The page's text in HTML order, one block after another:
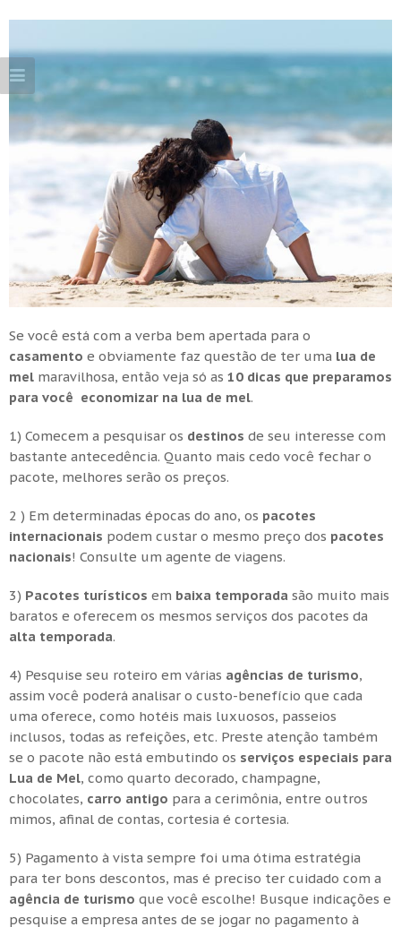
Se você está com a verba bem apertada para o
casamento e obviamente faz questão de ter uma lua de
mel maravilhosa, então veja só as 10 dicas que preparamos
para você economizar na lua de mel.
1) Comecem a pesquisar os destinos de seu interesse com
bastante antecedência. Quanto mais cedo você fechar o
pacote, melhores serão os preços.
2 ) Em determinadas épocas do ano, os pacotes
internacionais podem custar o mesmo preço dos pacotes
nacionais! Consulte um agente de viagens.
3) Pacotes turísticos em baixa temporada são muito mais
baratos e oferecem os mesmos serviços dos pacotes da
alta temporada.
4) Pesquise seu roteiro em várias agências de turismo,
assim você poderá analisar o custo-benefício que cada
uma oferece, como hotéis mais luxuosos, passeios
inclusos, todas as refeições, etc. Preste atenção também
se o pacote não está embutindo os serviços especiais para
Lua de Mel, como quarto decorado, champagne,
chocolates, carro antigo para a cerimônia, entre outros
mimos, afinal de contas, cortesia é cortesia.
5) Pagamento à vista sempre foi uma ótima estratégia
para ter bons descontos, mas é preciso ter cuidado com a
agência de turismo que você escolhe! Busque indicações e
pesquise a empresa antes de se jogar no pagamento à